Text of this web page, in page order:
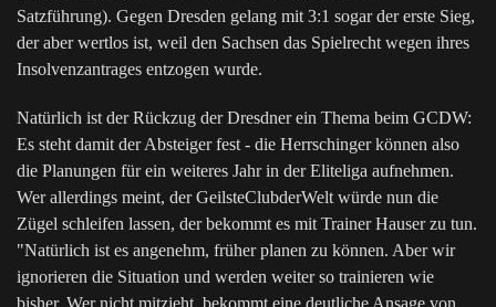
Satzführung). Gegen Dresden gelang mit 3:1 sogar der erste Sieg,
der aber wertlos ist, weil den Sachsen das Spielrecht wegen ihres
Insolvenzantrages entzogen wurde.
Natürlich ist der Rückzug der Dresdner ein Thema beim GCDW:
Es steht damit der Absteiger fest - die Herrschinger können also
die Planungen für ein weiteres Jahr in der Eliteliga aufnehmen.
Wer allerdings meint, der GeilsteClubderWelt würde nun die
Zügel schleifen lassen, der bekommt es mit Trainer Hauser zu tun.
"Natürlich ist es angenehm, früher planen zu können. Aber wir
ignorieren die Situation und werden weiter so trainieren wie
bisher. Wer nicht mitzieht, bekommt eine deutliche Ansage von